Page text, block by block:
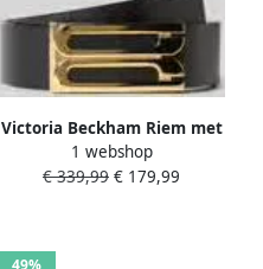
Victoria Beckham Riem met
Pinsluiting
1 webshop
€ 339,99 € 179,99
49%